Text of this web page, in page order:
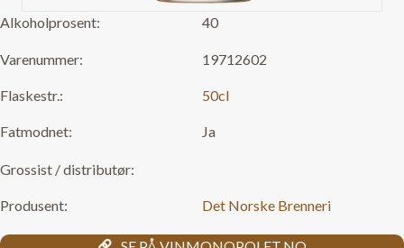
Alkoholprosent: 40
Varenummer: 19712602
Flaskestr.: 50cl
Fatmodnet: Ja
Grossist / distributør:
Produsent: Det Norske Brenneri